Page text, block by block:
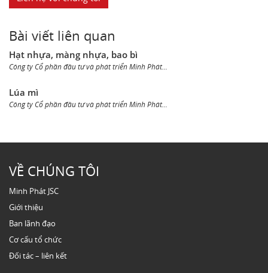
Bài viết liên quan
Hạt nhựa, màng nhựa, bao bì
Công ty Cổ phần đầu tư và phát triển Minh Phát...
Lúa mì
Công ty Cổ phần đầu tư và phát triển Minh Phát...
VỀ CHÚNG TÔI
Minh Phát JSC
Giới thiệu
Ban lãnh đạo
Cơ cấu tổ chức
Đối tác – liên kết